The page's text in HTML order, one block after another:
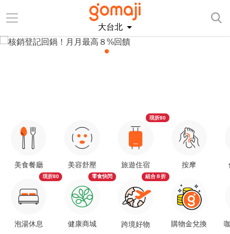
大台北
美食餐廳
泡湯休息
現折80
美容舒壓
健康商城
零食快閃
旅遊住宿
現折80
跨境好物
組合８折
按摩
購物金兌換